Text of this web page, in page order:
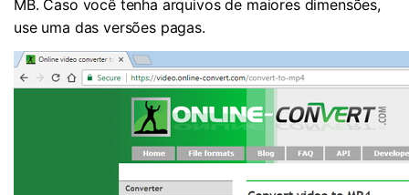
MB. Caso você tenha arquivos de maiores dimensões,
use uma das versões pagas.